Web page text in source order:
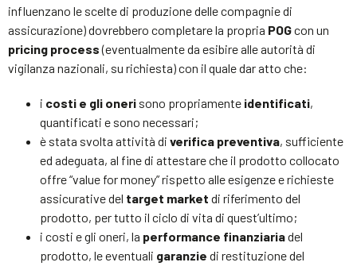
influenzano le scelte di produzione delle compagnie di
assicurazione) dovrebbero completare la propria POGcon un
pricing process(eventualmente da esibire alle autorità di
vigilanza nazionali, su richiesta) con il quale dar atto che:
i costi e gli oneri sono propriamente identificati,
quantificati e sono necessari;
è stata svolta attività di verifica preventiva, sufficiente
ed adeguata, al fine di attestare che il prodotto collocato
offre “value for money” rispetto alle esigenze e richieste
assicurative del target market di riferimento del
prodotto, per tutto il ciclo di vita di quest’ultimo;
i costi e gli oneri, la performance finanziariadel
prodotto, le eventuali garanzie di restituzione del